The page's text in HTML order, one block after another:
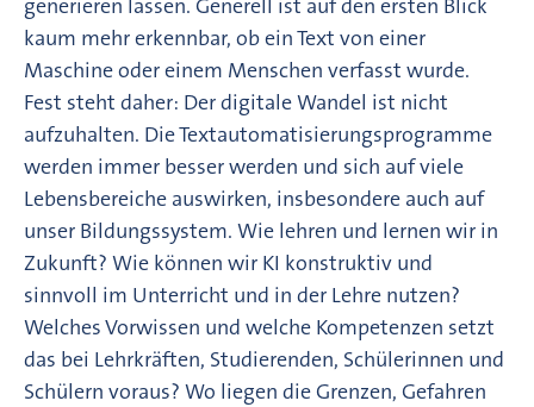
generieren lassen. Generell ist auf den ersten Blick
kaum mehr erkennbar, ob ein Text von einer
Maschine oder einem Menschen verfasst wurde.
Fest steht daher: Der digitale Wandel ist nicht
aufzuhalten. Die Textautomatisierungsprogramme
werden immer besser werden und sich auf viele
Lebensbereiche auswirken, insbesondere auch auf
unser Bildungssystem. Wie lehren und lernen wir in
Zukunft? Wie können wir KI konstruktiv und
sinnvoll im Unterricht und in der Lehre nutzen?
Welches Vorwissen und welche Kompetenzen setzt
das bei Lehrkräften, Studierenden, Schülerinnen und
Schülern voraus? Wo liegen die Grenzen, Gefahren